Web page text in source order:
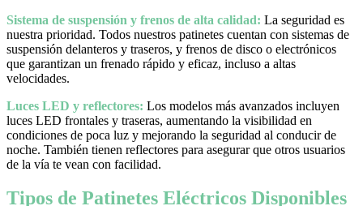
Sistema de suspensión y frenos de alta calidad: La seguridad es
nuestra prioridad. Todos nuestros patinetes cuentan con sistemas de
suspensión delanteros y traseros, y frenos de disco o electrónicos
que garantizan un frenado rápido y eficaz, incluso a altas
velocidades.
Luces LED y reflectores: Los modelos más avanzados incluyen
luces LED frontales y traseras, aumentando la visibilidad en
condiciones de poca luz y mejorando la seguridad al conducir de
noche. También tienen reflectores para asegurar que otros usuarios
de la vía te vean con facilidad.
Tipos de Patinetes Eléctricos Disponibles